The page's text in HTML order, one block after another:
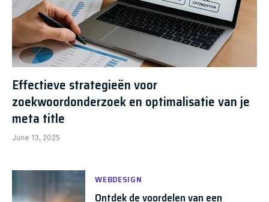
Effectieve strategieën voor
zoekwoordonderzoek en optimalisatie van je
meta title
June 13, 2025
WEBDESIGN
Ontdek de voordelen van een